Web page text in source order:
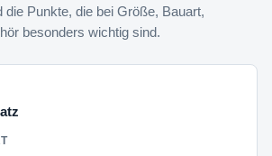
die Punkte, die bei Größe, Bauart,
besonders wichtig sind.